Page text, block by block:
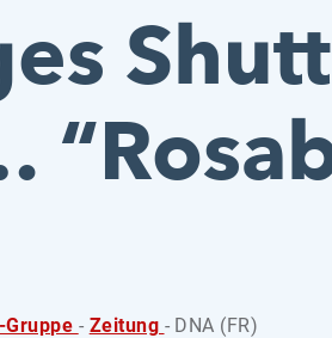
- Zeitung - DNA (FR)